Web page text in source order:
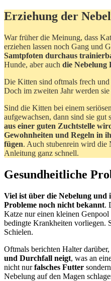
Erziehung der
War früher die Meinung, dass
erziehen lassen noch Gang und
Samtpfoten durchaus
Hunde, aber auch die Nebelung
Die Kitten sind oftmals frech und
Doch im zweiten Jahr werden
Sind die Kitten bei einem
aufgewachsen, dann sind sie gut
aus einer guten Zuchtstelle
Gewohnheiten und Regeln in
fügen. Auch stubenrein wird die
Anleitung ganz schnell.
Gesundheitliche
Viel ist über die Nebelung und
Probleme noch nicht bekannt.
Katze nur einen kleinen
bedingte Krankheiten vorliegen.
Schielen.
Oftmals berichten Halter
und Durchfall neigt, was an
nicht nurfalsches Futter
Nebelung auf den Magen